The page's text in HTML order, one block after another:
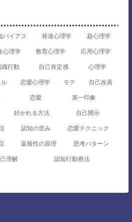
バイアス 発達心理学 超心理学
心理学 教育心理学 応用心理学
織行動 自己肯定感 心理学
ル 恋愛心理学 モテ 自己改善
恋愛 第一印象
好かれる方法 自己開示
認知の歪み 恋愛テクニック
返報性の原理 思考パターン
理解 認知行動療法